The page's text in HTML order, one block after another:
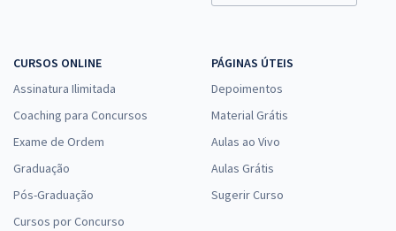
CURSOS ONLINE
Assinatura Ilimitada
Coaching para Concursos
Exame de Ordem
Graduação
Pós-Graduação
Cursos por Concurso
PÁGINAS ÚTEIS
Depoimentos
Material Grátis
Aulas ao Vivo
Aulas Grátis
Sugerir Curso